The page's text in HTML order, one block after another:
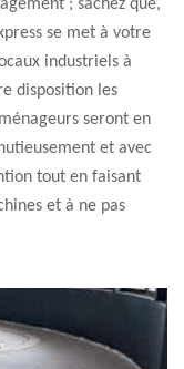
; sachez que,
se met à votre
industriels à
disposition les
seront en
et avec
tout en faisant
et à ne pas